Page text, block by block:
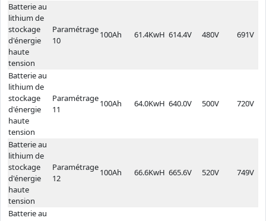
Batterie au
lithium de
stockage
d'énergie
haute
tension
Paramétrage
10
100Ah 61.4KwH 614.4V 480V 691V
Batterie au
lithium de
stockage
d'énergie
haute
tension
Paramétrage
11
100Ah 64.0KwH 640.0V 500V 720V
Batterie au
lithium de
stockage
d'énergie
haute
tension
Paramétrage
12
100Ah 66.6KwH 665.6V 520V 749V
Batterie au